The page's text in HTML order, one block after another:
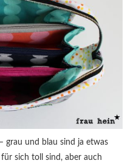
grau und blau sind ja etwas
sich toll sind, aber auch